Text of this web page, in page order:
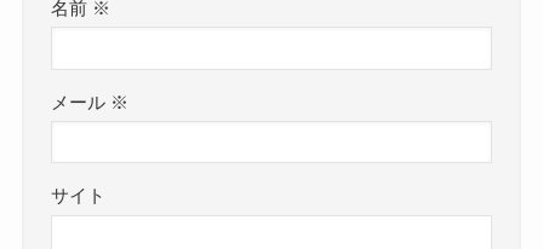
名前 ※
メール ※
サイト